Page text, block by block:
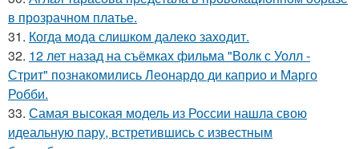
в прозрачном платье.
31. Когда мода слишком далеко заходит.
32. 12 лет назад на съёмках фильма "Волк с Уолл -
Стрит" познакомились Леонардо ди каприо и Марго
Робби.
33. Самая высокая модель из России нашла свою
идеальную пару, встретившись с известным